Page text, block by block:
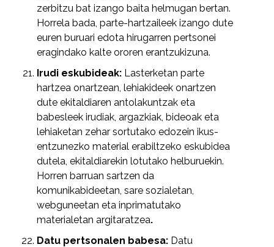
zerbitzu bat izango baita helmugan bertan.
Horrela bada, parte-hartzaileek izango dute
euren buruari edota hirugarren pertsonei
eragindako kalte ororen erantzukizuna.
Irudi eskubideak: Lasterketan parte
hartzea onartzean, lehiakideek onartzen
dute ekitaldiaren antolakuntzak eta
babesleek irudiak, argazkiak, bideoak eta
lehiaketan zehar sortutako edozein ikus-
entzunezko material erabiltzeko eskubidea
dutela, ekitaldiarekin lotutako helburuekin.
Horren barruan sartzen da
komunikabideetan, sare sozialetan,
webguneetan eta inprimatutako
materialetan argitaratzea.
Datu pertsonalen babesa: Datu